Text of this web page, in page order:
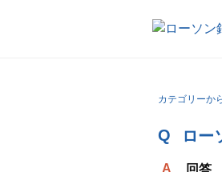
カテゴリーか
ロー
回答